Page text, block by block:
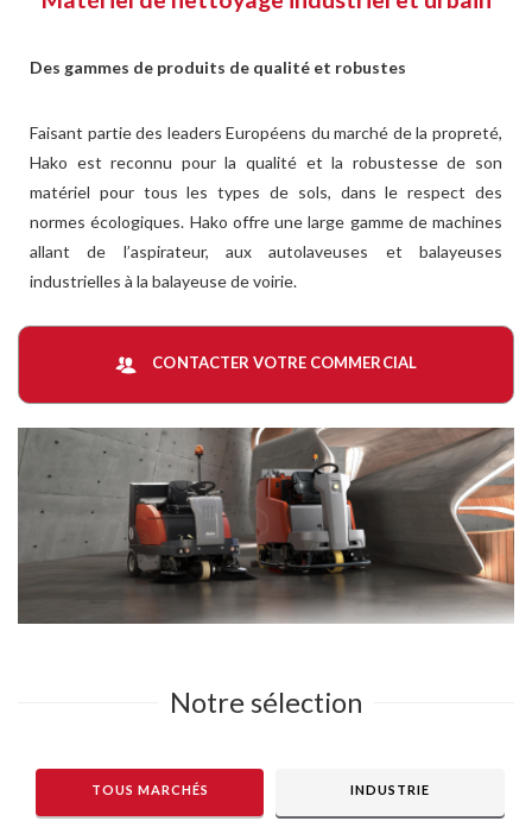
Des gammes de produits de qualité et robustes
Faisant partie des leaders Européens du marché de la propreté,
Hako est reconnu pour la qualité et la robustesse de son
matériel pour tous les types de sols, dans le respect des
normes écologiques. Hako offre une large gamme de machines
allant de l’aspirateur, aux autolaveuses et balayeuses
industrielles à la balayeuse de voirie.
des postes de travail ergonomiques et évitent l’apparition de
TMS, cela a valu à Hako d’être primé par l’organisme AGR.
CONTACTER VOTRE COMMERCIAL
Notre sélection
TOUS MARCHÉS INDUSTRIE